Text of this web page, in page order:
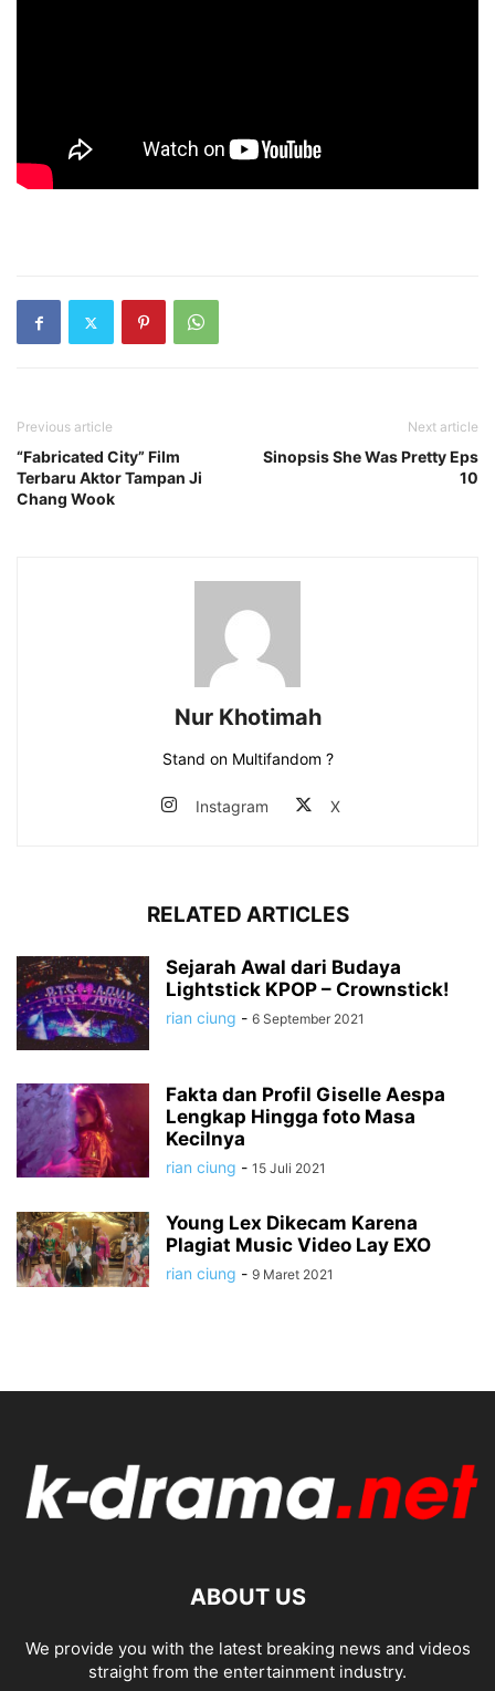
Previous article
“Fabricated City” Film
Terbaru Aktor Tampan Ji
Chang Wook
Next article
Sinopsis She Was Pretty Eps
10
Nur Khotimah
Stand on Multifandom ?
Instagram X
RELATED ARTICLES
Sejarah Awal dari Budaya
Lightstick KPOP – Crownstick!
rian ciung - 6 September 2021
Fakta dan Profil Giselle Aespa
Lengkap Hingga foto Masa
Kecilnya
rian ciung - 15 Juli 2021
Young Lex Dikecam Karena
Plagiat Music Video Lay EXO
rian ciung - 9 Maret 2021
ABOUT US
We provide you with the latest breaking news and videos
straight from the entertainment industry.